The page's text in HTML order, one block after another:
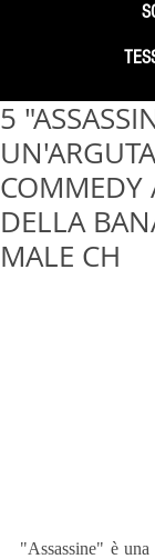
5
COMMEDY
DELLA
MALE CH
"Assassine" è